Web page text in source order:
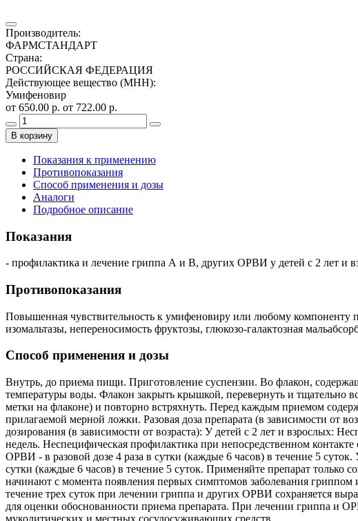
Производитель:
ФАРМСТАНДАРТ
Страна:
РОССИЙСКАЯ ФЕДЕРАЦИЯ
Действующее вещество (МНН):
Умифеновир
от 650.00 р. от 722.00 р.
В корзину
Показания к применению
Противопоказания
Способ применения и дозы
Аналоги
Подробное описание
Показания
- профилактика и лечение гриппа А и В, других ОРВИ у детей с 2 лет и
Противопоказания
Повышенная чувствительность к умифеновиру или любому компоненту
изомальтазы, непереносимость фруктозы, глюкозо-галактозная
Способ применения и дозы
Внутрь, до приема пищи. Приготовление суспензии. Во флакон,
температуры воды. Флакон закрыть крышкой, перевернуть и тщательно
метки на флаконе) и повторно встряхнуть. Перед каждым приемом
прилагаемой мерной ложки. Разовая доза препарата (в зависимости от
дозирования (в зависимости от возраста): У детей с 2 лет и взрослых:
недель. Неспецифическая профилактика при непосредственном
ОРВИ - в разовой дозе 4 раза в сутки (каждые 6 часов) в течение 5
сутки (каждые 6 часов) в течение 5 суток. Применяйте препарат только
начинают с момента появления первых симптомов заболевания
течение трех суток при лечении гриппа и других ОРВИ сохраняется
для оценки обоснованности приема препарата. При лечении гриппа и